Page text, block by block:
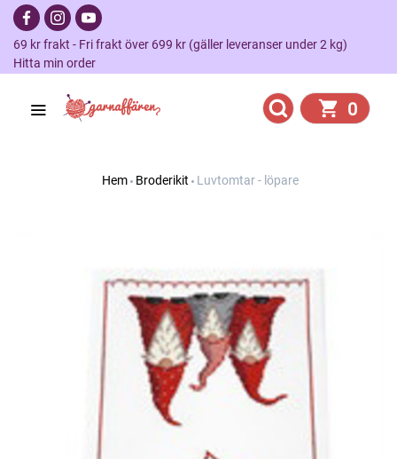
69 kr frakt - Fri frakt över 699 kr (gäller leveranser under 2 kg)
Hitta min order
0
Hem Broderikit Luvtomtar - löpare